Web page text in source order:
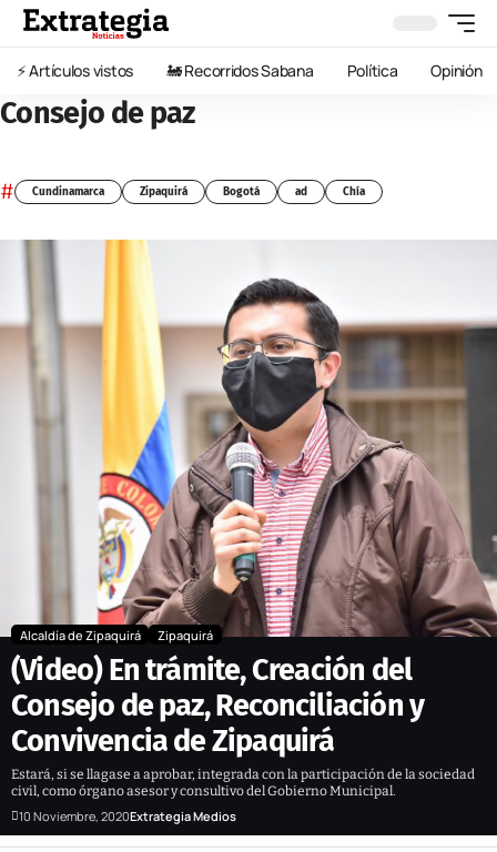
⚡️ Artículos vistos 🚂 Recorridos Sabana Política Opinión
Consejo de paz
# Cundinamarca Zipaquirá Bogotá ad Chía
Alcaldía de Zipaquirá Zipaquirá
(Video) En trámite, Creación del
Consejo de paz, Reconciliación y
Convivencia de Zipaquirá
Estará, si se llagase a aprobar, integrada con la participación de la sociedad
civil, como órgano asesor y consultivo del Gobierno Municipal.
10 Noviembre, 2020Extrategia Medios